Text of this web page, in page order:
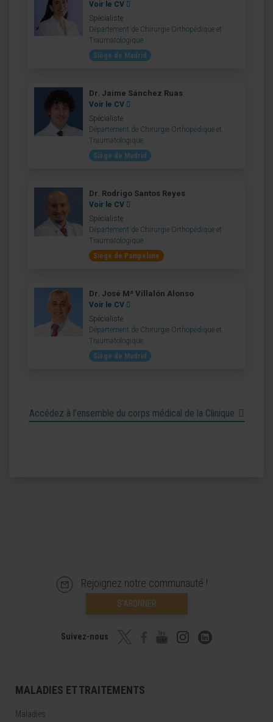
Voir le CV
Spécialiste
Département de Chirurgie Orthopédique et
Traumatologique
Siège de Madrid
Dr. Jaime Sánchez Ruas
Voir le CV
Spécialiste
Département de Chirurgie Orthopédique et
Traumatologique
Siège de Madrid
Dr. Rodrigo Santos Reyes
Voir le CV
Spécialiste
Département de Chirurgie Orthopédique et
Traumatologique
Siège de Pampelune
Dr. José Mª Villalón Alonso
Voir le CV
Spécialiste
Département de Chirurgie Orthopédique et
Traumatologique
Siège de Madrid
Accédez à l’ensemble du corps médical de la Clinique
Rejoignez notre communauté !
S’ABONNER
Suivez-nous
MALADIES ET TRAITEMENTS
Maladies